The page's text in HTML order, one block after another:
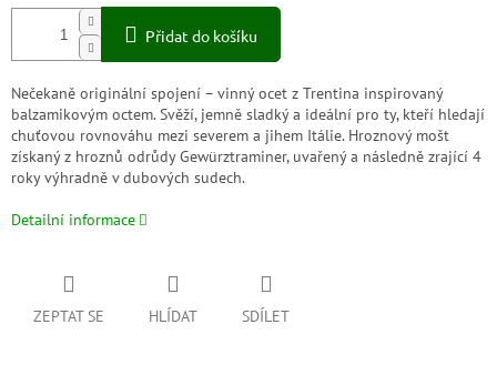
Přidat do košíku
Nečekaně originální spojení – vinný ocet z Trentina inspirovaný
balzamikovým octem. Svěží, jemně sladký a ideální pro ty, kteří hledají
chuťovou rovnováhu mezi severem a jihem Itálie. Hroznový mošt
získaný z hroznů odrůdy Gewürztraminer, uvařený a následně zrající 4
roky výhradně v dubových sudech.
Detailní informace
ZEPTAT SE HLÍDAT SDÍLET